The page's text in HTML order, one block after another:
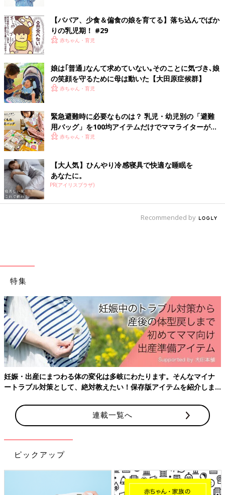
【ババア、少食＆偏食の娘を育てる】落ち込んでばか
りの乳児期！ #29
赤ちゃん・育児
娘は｢普通｣なんて求めていない｡そのことに気づき､娘
の笑顔を守るために母は動いた【大田原症候群】
赤ちゃん・育児
緊急避難時に必要なものは？ 乳児・幼児別の「避難
用バッグ」を100均アイテムだけでママライターがつ
くってみた！
赤ちゃん・育児
【大人気】ひんやり冷感寝具で快適な睡眠を
あなたに。
PR(アイリスプラザ)
Recommended by
特集
妊娠・出産にまつわる体の変化は多岐にわたります。そんなマイナ
ートラブル対策として、絶対教えたい！保存版アイテムを紹介しま
連載一覧へ
ピックアップ